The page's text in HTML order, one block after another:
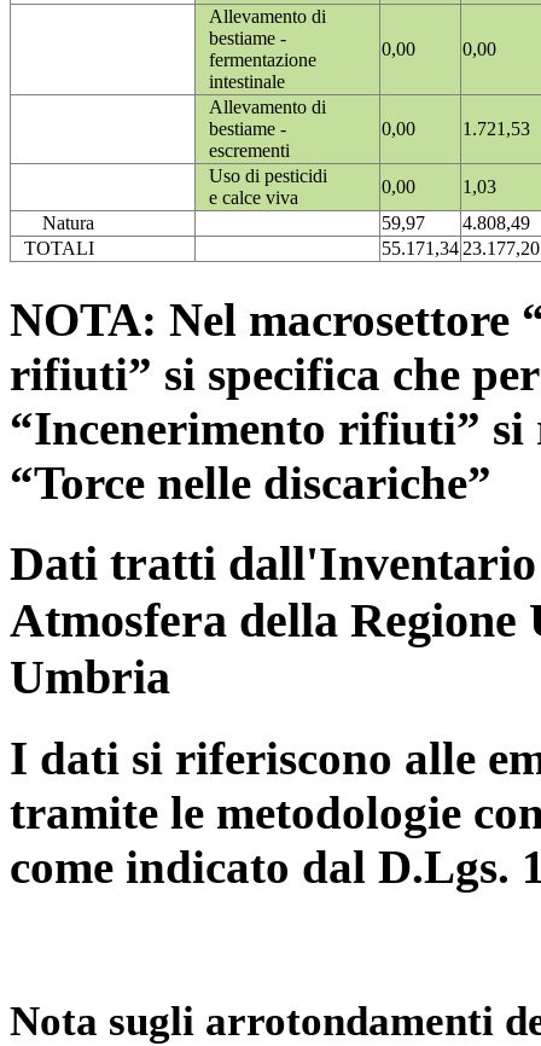
Allevamento di
bestiame -
fermentazione
intestinale
0,00 0,00
Allevamento di
bestiame -
escrementi
0,00 1.721,53
Uso di pesticidi
e calce viva
0,00
1,03
Natura
59,97
4.808,49
TOTALI
55.171,3423.177,20
NOTA: Nel macrosettore
rifiuti” si specifica che
“Incenerimento rifiuti”
“Torce nelle discariche”
Dati tratti dall'Inventario
Atmosfera della
Umbria
I dati si riferiscono alle
tramite le metodologie
come indicato dal D.Lgs.
Nota sugli arrotondamenti